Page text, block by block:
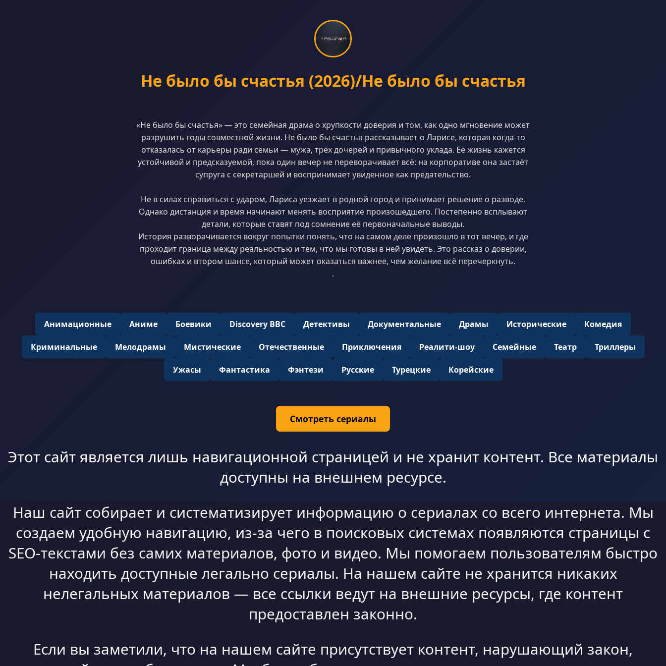
Не было бы счастья (2026)/Не было бы счастья
«Не было бы счастья» — это семейная драма о хрупкости доверия и том, как одно мгновение может
разрушить годы совместной жизни. Не было бы счастья рассказывает о Ларисе, которая когда-то
отказалась от карьеры ради семьи — мужа, трёх дочерей и привычного уклада. Её жизнь кажется
устойчивой и предсказуемой, пока один вечер не переворачивает всё: на корпоративе она застаёт
супруга с секретаршей и воспринимает увиденное как предательство.
Не в силах справиться с ударом, Лариса уезжает в родной город и принимает решение о разводе.
Однако дистанция и время начинают менять восприятие произошедшего. Постепенно всплывают
детали, которые ставят под сомнение её первоначальные выводы.
История разворачивается вокруг попытки понять, что на самом деле произошло в тот вечер, и где
проходит граница между реальностью и тем, что мы готовы в ней увидеть. Это рассказ о доверии,
ошибках и втором шансе, который может оказаться важнее, чем желание всё перечеркнуть.
.
Анимационные Аниме Боевики Discovery BBC Детективы Документальные Драмы Исторические Комедия
Криминальные Мелодрамы Мистические Отечественные Приключения Реалити-шоу Семейные Театр Триллеры
Ужасы Фантастика Фэнтези Русские Турецкие Корейские
Смотреть сериалы
Этот сайт является лишь навигационной страницей и не хранит контент. Все материалы
доступны на внешнем ресурсе.
Наш сайт собирает и систематизирует информацию о сериалах со всего интернета. Мы
создаем удобную навигацию, из-за чего в поисковых системах появляются страницы с
SEO-текстами без самих материалов, фото и видео. Мы помогаем пользователям быстро
находить доступные легально сериалы. На нашем сайте не хранится никаких
нелегальных материалов — все ссылки ведут на внешние ресурсы, где контент
предоставлен законно.
Если вы заметили, что на нашем сайте присутствует контент, нарушающий закон,